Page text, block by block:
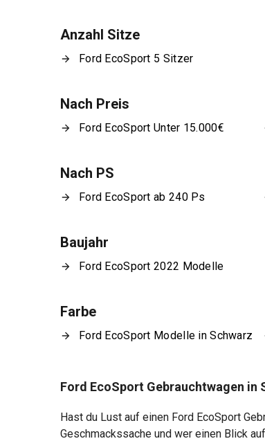
Anzahl Sitze
Ford EcoSport 5 Sitzer
Nach Preis
Ford EcoSport Unter 15.000€
Nach PS
Ford EcoSport ab 240 Ps
Baujahr
Ford EcoSport 2022 Modelle
Farbe
Ford EcoSport Modelle in Schwarz
Ford EcoSport Gebrauchtwagen in
Hast du Lust auf einen Ford EcoSport
Geschmackssache und wer einen Blick